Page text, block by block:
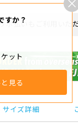
すか？
ット
見る
ボ払いもご利用いた
サイズ詳細